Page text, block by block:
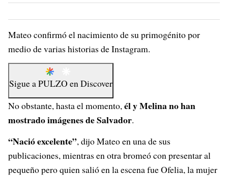
Mateo confirmó el nacimiento de su primogénito por
medio de varias historias de Instagram.
Sigue aPULZO enDiscover
No obstante, hasta el momento,él y Melina no han
mostrado imágenes de Salvador.
“Nació excelente”, dijo Mateo en una de sus
publicaciones, mientras en otra bromeó con presentar al
pequeño pero quien salió en la escena fue Ofelia, la mujer